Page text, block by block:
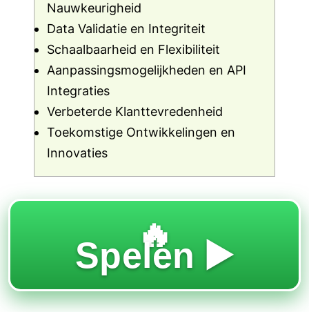
Nauwkeurigheid
Data Validatie en Integriteit
Schaalbaarheid en Flexibiliteit
Aanpassingsmogelijkheden en API
Integraties
Verbeterde Klanttevredenheid
Toekomstige Ontwikkelingen en
Innovaties
🔥
Spelen ▶️